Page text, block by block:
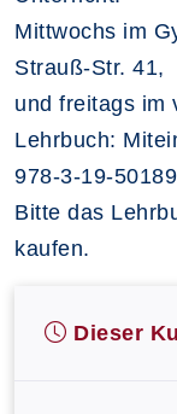
Mittwochs im
Strauß-Str. 41,
und freitags im
Lehrbuch:
978-3-19-
Bitte das
kaufen.
Dieser